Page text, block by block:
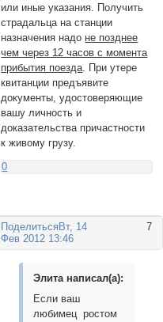
или иные указания. Получить
страдальца на станции
назначения надо не позднее
чем через 12 часов с момента
прибытия поезда. При утере
квитанции предъявите
документы, удостоверяющие
вашу личность и
доказательства причастности
к живому грузу.
0
Поделиться 7
Вт, 14
Фев 2012 13:46
Элита написал(а):
Если ваш
любимец ростом